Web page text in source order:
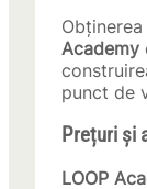
Academy
punct de
Prețuri și
LOOP